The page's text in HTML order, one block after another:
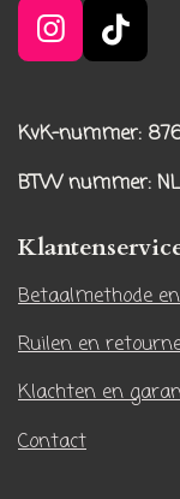
I
n
t
a
g
a
m
T
i
T
o
k
KvK-nummer:
BTW nummer:
Betaalmethode
Ruilen en
Klachten en
Contact